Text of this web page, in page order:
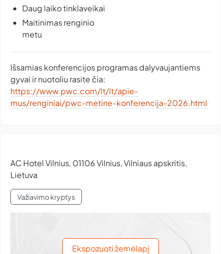
Daug laiko tinklaveikai
Maitinimas renginio
metu
Išsamias konferencijos programas dalyvaujantiems
gyvai ir nuotoliu rasite čia:
https://www.pwc.com/lt/lt/apie-
mus/renginiai/pwc-metine-konferencija-2026.html
AC Hotel Vilnius, 01106 Vilnius, Vilniaus apskritis,
Lietuva
Važiavimo kryptys
Ekspozuoti žemėlapį